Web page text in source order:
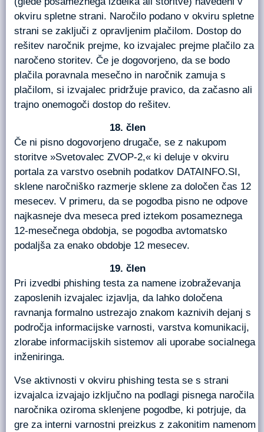
okviru spletne strani. Naročilo podano v okviru spletne
strani se zaključi z opravljenim plačilom. Dostop do
rešitev naročnik prejme, ko izvajalec prejme plačilo za
naročeno storitev. Če je dogovorjeno, da se bodo
plačila poravnala mesečno in naročnik zamuja s
plačilom, si izvajalec pridržuje pravico, da začasno ali
trajno onemogoči dostop do rešitev.
člen
Če ni pisno dogovorjeno drugače, se z nakupom
storitve »Svetovalec ZVOP-2,« ki deluje v okviru
portala za varstvo osebnih podatkov DATAINFO.SI,
sklene naročniško razmerje sklene za določen čas 12
mesecev. V primeru, da se pogodba pisno ne odpove
najkasneje dva meseca pred iztekom posameznega
12-mesečnega obdobja, se pogodba avtomatsko
podaljša za enako obdobje 12 mesecev.
člen
Pri izvedbi phishing testa za namene izobraževanja
zaposlenih izvajalec izjavlja, da lahko določena
ravnanja formalno ustrezajo znakom kaznivih dejanj s
področja informacijske varnosti, varstva komunikacij,
zlorabe informacijskih sistemov ali uporabe socialnega
inženiringa.
Vse aktivnosti v okviru phishing testa se s strani
izvajalca izvajajo izključno na podlagi pisnega naročila
naročnika oziroma sklenjene pogodbe, ki potrjuje, da
gre za interni varnostni preizkus z zakonitim namenom